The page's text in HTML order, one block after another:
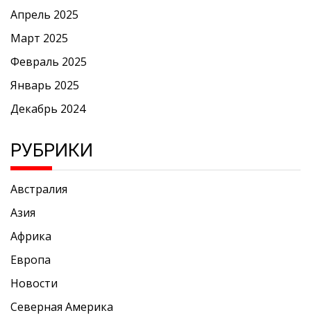
Апрель 2025
Март 2025
Февраль 2025
Январь 2025
Декабрь 2024
РУБРИКИ
Австралия
Азия
Африка
Европа
Новости
Северная Америка